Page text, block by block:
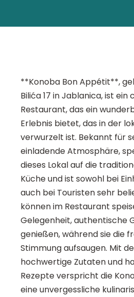
**Konoba Bon Appétit**,
Bilića 17 in Jablanica, ist
Restaurant, das ein
Erlebnis bietet, das in der
verwurzelt ist. Bekannt für
einladende Atmosphäre,
dieses Lokal auf die
Küche und ist sowohl bei
auch bei Touristen sehr
können im Restaurant
Gelegenheit, authentische
genießen, während sie die
Stimmung aufsaugen. Mit
hochwertige Zutaten und
Rezepte verspricht die
eine unvergessliche